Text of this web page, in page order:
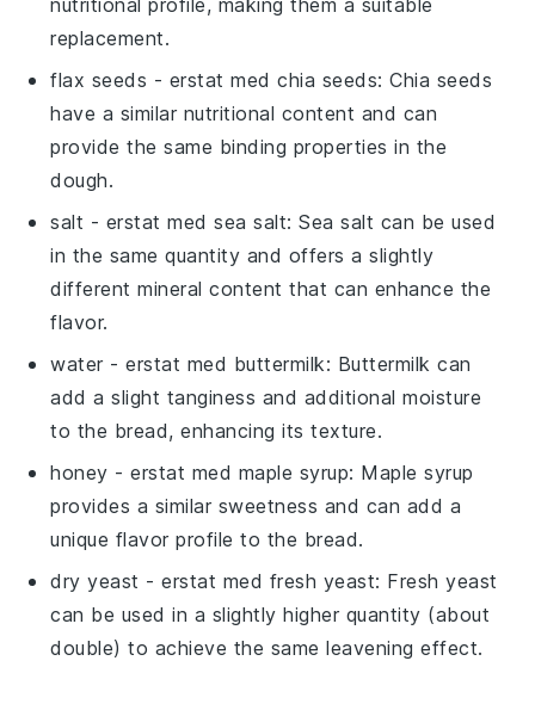
replacement.
flax seeds - erstat medchia seeds: Chia seeds
have a similar nutritional content and can
provide the same binding properties in the
dough.
salt - erstat medsea salt: Sea salt can be used
in the same quantity and offers a slightly
different mineral content that can enhance the
flavor.
water - erstat med buttermilk: Buttermilk can
add a slight tanginess and additional moisture
to the bread, enhancing its texture.
honey - erstat med maple syrup: Maple syrup
provides a similar sweetness and can add a
unique flavor profile to the bread.
dry yeast - erstat med fresh yeast: Fresh yeast
can be used in a slightly higher quantity (about
double) to achieve the same leavening effect.